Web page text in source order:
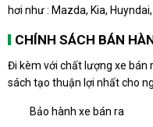
hơi như : Mazda, Kia, Huyndai,
CHÍNH SÁCH BÁN
Đi kèm với chất lượng xe bán
sách tạo thuận lợi nhất cho
Bảo hành xe bán ra